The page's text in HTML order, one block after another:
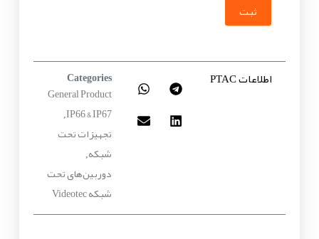
ثبت
اطلاعات PTAC Categories
General Product
IP66 & IP67
,
تجهیزات تحت
شبکه,
دوربین‌های تحت
شبکه Videotec